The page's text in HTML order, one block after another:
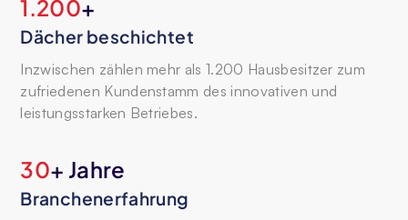
1.200+
Dächer beschichtet
Inzwischen zählen mehr als 1.200 Hausbesitzer zum
zufriedenen Kundenstamm des innovativen und
leistungsstarken Betriebes.
30+ Jahre
Branchenerfahrung